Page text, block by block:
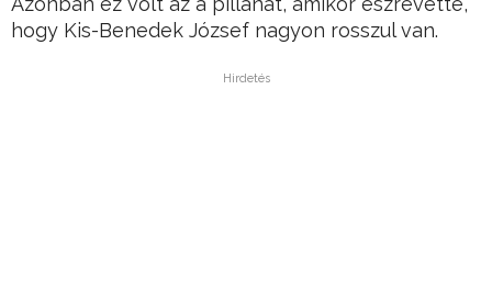
hogy Kis-Benedek József nagyon rosszul van.
Hirdetés